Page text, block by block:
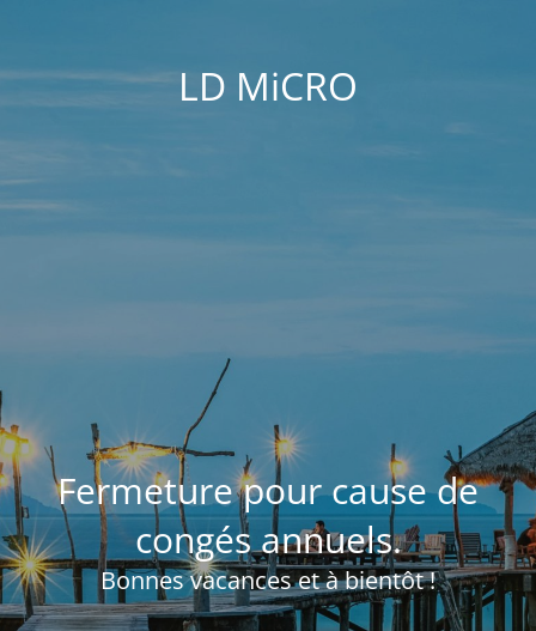
LD MiCRO
Fermeture pour cause de
congés annuels.
Bonnes vacances et à bientôt !